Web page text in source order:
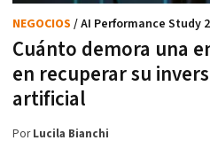
Cuánto demora una
en recuperar su
artificial
NEGOCIOS / AI Performance Study
PorLucila Bianchi